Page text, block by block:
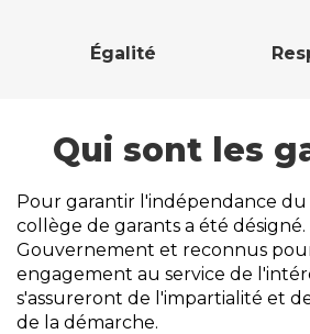
Égalité
Qui sont les
Pour garantir l'indépendance
collège de garants a été
Gouvernement et reconnus
engagement au service de
s'assureront de l'impartialité et
de la démarche.